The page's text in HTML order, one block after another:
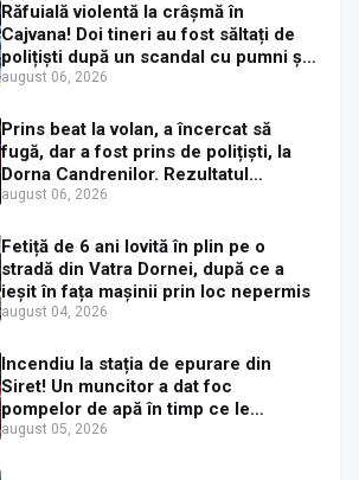
Răfuială violentă la crâșmă în
Cajvana! Doi tineri au fost săltați de
polițiști după un scandal cu pumni și
mașini distruse
august 06, 2026
Prins beat la volan, a încercat să
fugă, dar a fost prins de polițiști, la
Dorna Candrenilor. Rezultatul
etilotestului: 1,59 mg/l alcool pur în
august 06, 2026
Fetiță de 6 ani lovită în plin pe o
stradă din Vatra Dornei, după ce a
ieșit în fața mașinii prin loc nepermis
august 04, 2026
Incendiu la stația de epurare din
Siret! Un muncitor a dat foc
pompelor de apă în timp ce le
alimenta cu combustibil
august 05, 2026